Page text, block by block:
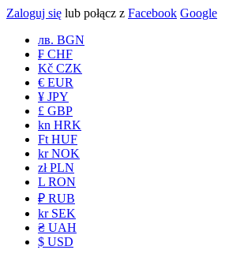
Zaloguj się lub połącz z Facebook Google
лв. BGN
₣ CHF
Kč CZK
€ EUR
¥ JPY
£ GBP
kn HRK
Ft HUF
kr NOK
zł PLN
L RON
₽ RUB
kr SEK
₴ UAH
$ USD